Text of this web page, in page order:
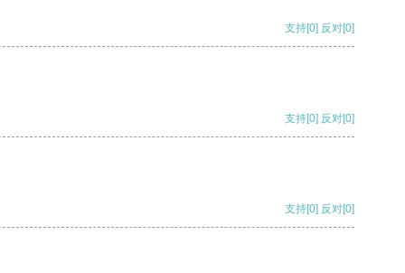
支持[0] 反对[0]
支持[0] 反对[0]
支持[0] 反对[0]